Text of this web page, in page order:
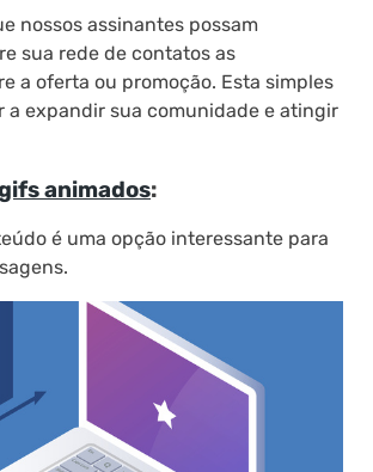
nossos assinantes possam
sua rede de contatos as
a oferta ou promoção. Esta simples
a expandir sua comunidade e atingir
animados:
é uma opção interessante para